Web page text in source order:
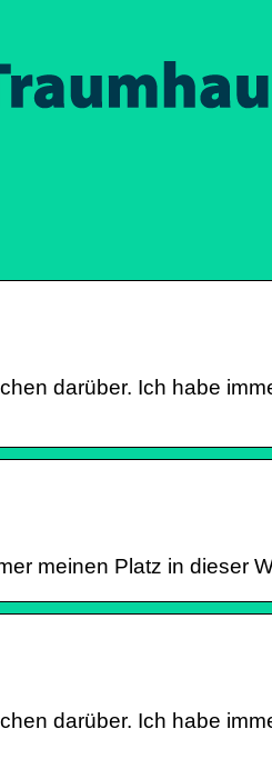
darüber. Ich habe
meinen Platz in
darüber. Ich habe